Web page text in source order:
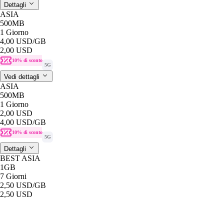
Dettagli
ASIA
500MB
1 Giorno
4,00 USD/GB
2,00 USD
10% di sconto
5G
Vedi dettagli
ASIA
500MB
1 Giorno
2,00 USD
4,00 USD/GB
10% di sconto
5G
Dettagli
BEST ASIA
1GB
7 Giorni
2,50 USD/GB
2,50 USD